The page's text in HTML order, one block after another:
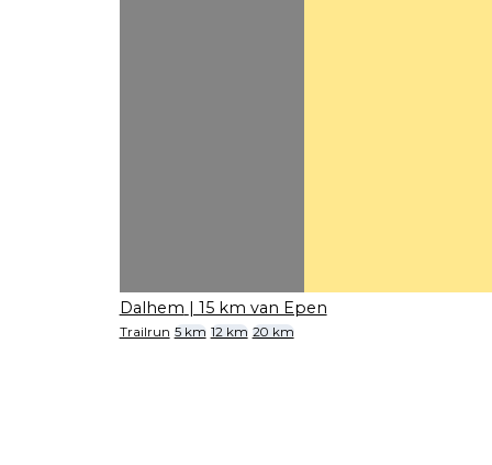
Dalhem | 15 km van Epen
Trailrun 5 km 12 km 20 km